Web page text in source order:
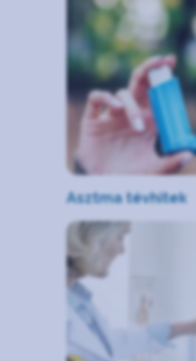
Asztma tévhitek